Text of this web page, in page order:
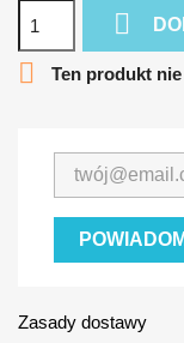

 Ten produkt
Zasady dostawy